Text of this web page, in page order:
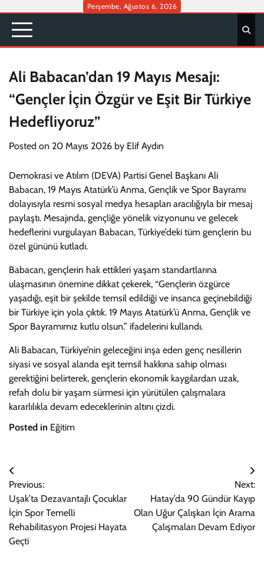
content
Perşembe, Ağustos 6, 2026
Ali Babacan’dan 19 Mayıs Mesajı:
“Gençler İçin Özgür ve Eşit Bir Türkiye
Hedefliyoruz”
Posted on 20 Mayıs 2026 by Elif Aydın
Demokrasi ve Atılım (DEVA) Partisi Genel Başkanı Ali
Babacan, 19 Mayıs Atatürk’ü Anma, Gençlik ve Spor Bayramı
dolayısıyla resmi sosyal medya hesapları aracılığıyla bir mesaj
paylaştı. Mesajında, gençliğe yönelik vizyonunu ve gelecek
hedeflerini vurgulayan Babacan, Türkiye’deki tüm gençlerin bu
özel gününü kutladı.
Babacan, gençlerin hak ettikleri yaşam standartlarına
ulaşmasının önemine dikkat çekerek, “Gençlerin özgürce
yaşadığı, eşit bir şekilde temsil edildiği ve insanca geçinebildiği
bir Türkiye için yola çıktık. 19 Mayıs Atatürk’ü Anma, Gençlik ve
Spor Bayramımız kutlu olsun.” ifadelerini kullandı.
Ali Babacan, Türkiye’nin geleceğini inşa eden genç nesillerin
siyasi ve sosyal alanda eşit temsil hakkına sahip olması
gerektiğini belirterek, gençlerin ekonomik kaygılardan uzak,
refah dolu bir yaşam sürmesi için yürütülen çalışmalara
kararlılıkla devam edeceklerinin altını çizdi.
Posted in Eğitim
Yazı
gezinmesi
Previous:
Uşak’ta Dezavantajlı Çocuklar
İçin Spor Temelli
Rehabilitasyon Projesi Hayata
Geçti
Next:
Hatay’da 90 Gündür Kayıp
Olan Uğur Çalışkan İçin Arama
Çalışmaları Devam Ediyor